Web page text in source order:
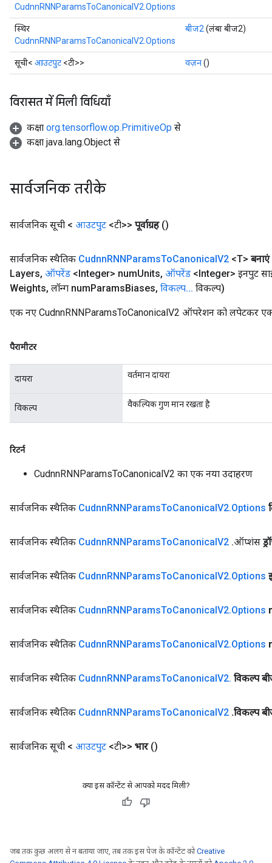
CudnnRNNParamsToCanonicalV2.Options
स्थिर
CudnnRNNParamsToCanonicalV2.Options
बीज2 (लंबा बीज2)
सूची< आउटपुट <टी>> वज़न()
विरासत में मिली विधियाँ
कक्षा org.tensorflow.op.PrimitiveOp से
कक्षा java.lang.Object से
सार्वजनिक तरीके
सार्वजनिक सूची < आउटपुट <टी>> पूर्वाग्रह ()
सार्वजनिक स्थैतिक CudnnRNNParamsToCanonicalV2 <T> बनाएं
Layers, ऑपरेंड <Integer> numUnits, ऑपरेंड <Integer> इनपुट
Weights, लॉन्ग numParamsBiases, विकल्प... विकल्प)
एक नए CudnnRNNParamsToCanonicalV2 ऑपरेशन को लपेटकर एक
पैरामीटर
दायरा वर्तमान दायरा
विकल्प वैकल्पिक गुण मान रखता है
रिटर्न
CudnnRNNParamsToCanonicalV2 का एक नया उदाहरण
सार्वजनिक स्थैतिक CudnnRNNParamsToCanonicalV2.Options
सार्वजनिक स्थैतिक CudnnRNNParamsToCanonicalV2 .ऑप्शंस
सार्वजनिक स्थैतिक CudnnRNNParamsToCanonicalV2.Options
सार्वजनिक स्थैतिक CudnnRNNParamsToCanonicalV2.Options
सार्वजनिक स्थैतिक CudnnRNNParamsToCanonicalV2.Options
सार्वजनिक स्थैतिक CudnnRNNParamsToCanonicalV2. विकल्प
सार्वजनिक स्थैतिक CudnnRNNParamsToCanonicalV2 .विकल्प
सार्वजनिक सूची < आउटपुट <टी>> भार ()
क्या इस कॉन्टेंट से आपको मदद मिली?
जब तक कुछ अलग से न बताया जाए, तब तक इस पेज के कॉन्टेंट कोCreative